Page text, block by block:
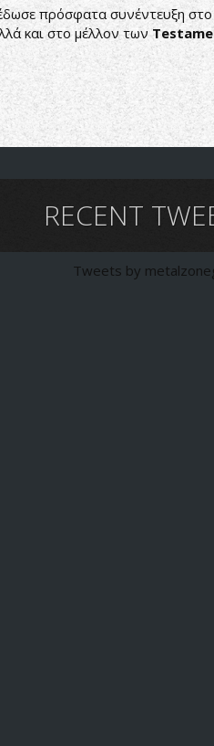
πρόσφατα συνέντευξη
και στο μέλλον των
RECENT
Tweets by